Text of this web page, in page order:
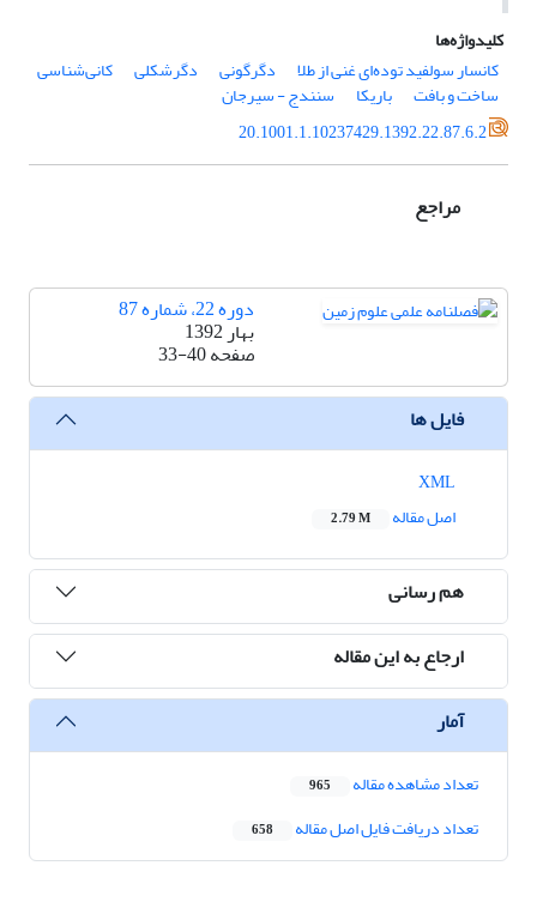
کلیدواژه‌ها
کانسار سولفید توده‌ای غنی از طلا
دگرگونی دگرشکلی کانی‌شناسی
ساخت و بافت باریکا
سنندج - سیرجان
20.1001.1.10237429.1392.22.87.6.2
مراجع
دوره 22، شماره 87
بهار 1392
صفحه33-40
فایل ها
اصل مقاله
2.79 M
هم رسانی
ارجاع به این مقاله
آمار
تعداد مشاهده مقاله 965
تعداد دریافت فایل اصل مقاله 658